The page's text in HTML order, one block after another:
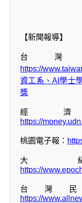
【新聞報導】
台
https://
資工系、AI學士
獎
經
https://
桃園電子報：
大
https://
台灣
https://